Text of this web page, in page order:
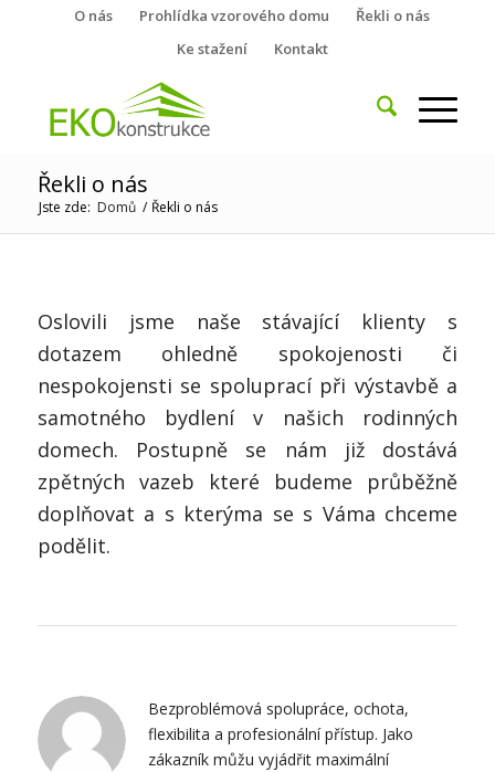
O nás Prohlídka vzorového domu
Řekli o nás
Ke stažení
Kontakt
Řekli o nás
Jste zde: Domů / Řekli o nás
Oslovili jsme naše stávající klienty s
dotazem ohledně spokojenosti či
nespokojensti se spoluprací při výstavbě a
samotného bydlení v našich rodinných
domech. Postupně se nám již dostává
zpětných vazeb které budeme průběžně
doplňovat a s kterýma se s Váma chceme
podělit.
Bezproblémová spolupráce, ochota,
flexibilita a profesionální přístup. Jako
zákazník můžu vyjádřit maximální